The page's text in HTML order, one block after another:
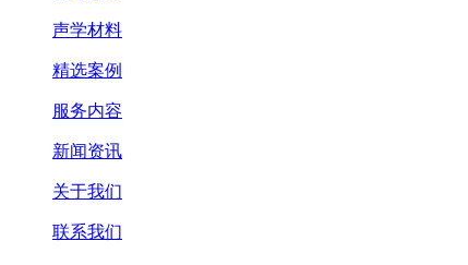
声学材料
精选案例
服务内容
新闻资讯
关于我们
联系我们